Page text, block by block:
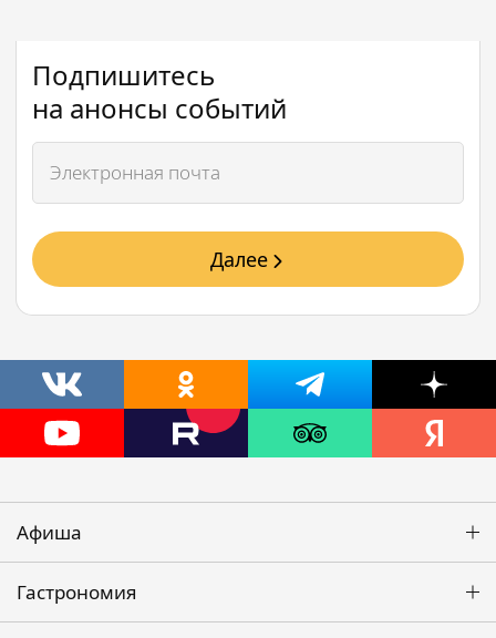
Подпишитесь
на анонсы событий
Далее
Афиша
Гастрономия